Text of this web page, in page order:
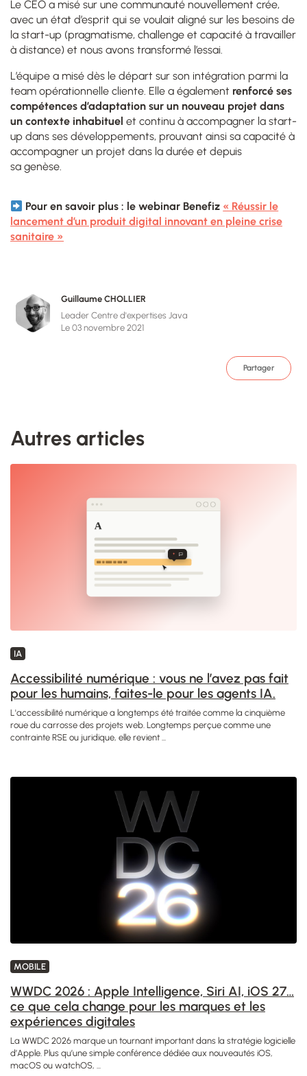
Le CEO a misé sur une communauté nouvellement crée,
avec un état d’esprit qui se voulait aligné sur les besoins de
la start-up (pragmatisme, challenge et capacité à travailler
à distance) et nous avons transformé l’essai.
L’équipe a misé dès le départ sur son intégration parmi la
team opérationnelle cliente. Elle a également renforcé ses
compétences d’adaptation sur un nouveau projet dans
un contexte inhabituel et continu à accompagner la start-
up dans ses développements, prouvant ainsi sa capacité à
accompagner un projet dans la durée et depuis
sa genèse.
Pour en savoir plus : le webinar Benefiz « Réussir le
lancement d’un produit digital innovant en pleine crise
sanitaire »
Guillaume CHOLLIER
Leader Centre d'expertises Java
Le 03 novembre 2021
Partager
Autres articles
IA
Accessibilité numérique : vous ne l’avez pas fait
pour les humains, faites-le pour les agents IA.
L'accessibilité numérique a longtemps été traitée comme la cinquième
roue du carrosse des projets web. Longtemps perçue comme une
contrainte RSE ou juridique, elle revient ...
MOBILE
WWDC 2026 : Apple Intelligence, Siri AI, iOS 27…
ce que cela change pour les marques et les
expériences digitales
La WWDC 2026 marque un tournant important dans la stratégie logicielle
d’Apple. Plus qu’une simple conférence dédiée aux nouveautés iOS,
macOS ou watchOS, ...